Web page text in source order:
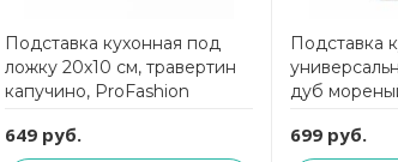
Подставка кухонная под
ложку 20х10 см, травертин
капучино, ProFashion
649 руб.
Подставка
дуб
ComposeEat
699 руб.